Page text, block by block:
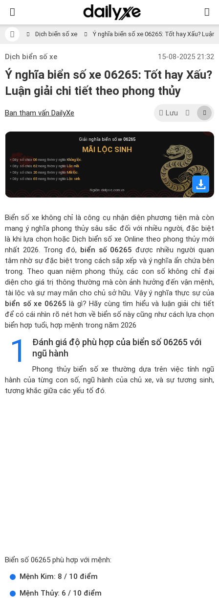
Dịch biển số xe Ý nghĩa biển số xe 06265: Tốt hay Xấu?
Dịch biển số xe 15-08-2025 21:32
Ý nghĩa biển số xe 06265: Tốt hay Xấu?
Luận giải chi tiết theo phong thủy
Ban tham vấn DailyXe Lưu
Giải nghĩa biển số xe 06265
MÃI LỘC SINH
» Dãy số chứa06 mang thêm ý nghĩa Không lộc.
» Dãy số chứa 62 mang thêm ý nghĩaLộc mãi.
» Dãy số chứa 26 mang thêm ý nghĩaMãi lộc.
» Dãy số chứa 65 mang thêm ý nghĩa Lộc sinh.
Nguồn: dailyxe.com.vn
Biển số xe không chỉ là công cụ nhận diện phương tiện mà còn
mang ý nghĩa phong thủy sâu sắc đối với nhiều người, đặc biệt
là khi lựa chọn hoặcDịch biển số xe Online theo phong thủy mới
nhất 2026. Trong đó, biển số 06265 được nhiều người quan
tâm nhờ sự đặc biệt trong cách sắp xếp và ý nghĩa ẩn chứa bên
trong. Theo quan niệm phong thủy, các con số không chỉ đại
diện cho giá trị thông thường mà còn ảnh hưởng đến vận mệnh,
tài lộc và sự may mắn cho chủ sở hữu. Vậy ý nghĩa thực sự của
biển số xe 06265 là gì? Hãy cùng tìm hiểu và luận giải chi tiết
để có cái nhìn rõ nét hơn về biển số này cũng như cách lựa chọn
biển hợp tuổi, hợp mệnh trong năm 2026
1
Đánh giá độ phù hợp của biển số 06265 với
ngũ hành
Phong thủy biển số xe thường dựa trên việc tính ngũ
hành của từng con số, ngũ hành của chủ xe, và sự tương sinh,
tương khắc giữa các yếu tố đó.
Biển số 06265 phù hợp với mệnh:
Mệnh Kim: 8 / 10 điểm
Mệnh Thủy: 6 / 10 điểm